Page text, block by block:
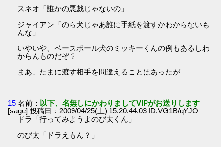
スネオ「誰かの悪戯じゃないの」
ジャイアン「のら犬じゃあ誰に手紙を渡すかわからないも
んな」
いやいや、ベースボール犬のミッキーくんの例もあるしわ
からんものだぞ？
まあ、たまに渡す相手を間違えることはあったが
15 名前： 以下、名無しにかわりましてVIPがお送りします
[sage] 投稿日：2009/04/25(土) 15:20:44.03 ID:VG1B/qYJO
ドラ「行ってみようよのび太くん」
のび太「ドラえもん？」